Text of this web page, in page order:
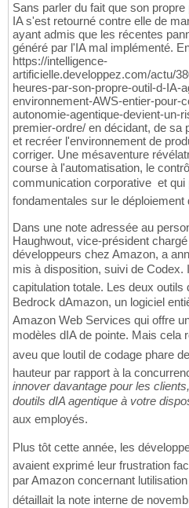
Sans parler du fait que son
IA s'est retourné contre elle de
ayant admis que les récentes
généré par l'IA mal implémenté.
https://intelligence-
artificielle.developpez.com/actu/
heures-par-son-propre-outil-d-IA-
environnement-AWS-entier-pour-
autonomie-agentique-devient-un-
premier-ordre/ en décidant, de sa
et recréer l'environnement de
corriger. Une mésaventure
course à l'automatisation, le
communication corporative  et
fondamentales sur le
Dans une note adressée au
Haughwout, vice-président
développeurs chez Amazon, a
mis à disposition, suivi de Codex. Il
capitulation totale. Les deux
Bedrock dAmazon, un logiciel
Amazon Web Services qui offre
modèles dIA de pointe. Mais
aveu que loutil de codage phare
hauteur par rapport à la
innover davantage pour les
doutils dIA agentique à votre
aux employés.
Plus tôt cette année, les
avaient exprimé leur frustration
par Amazon concernant
détaillait la note interne de